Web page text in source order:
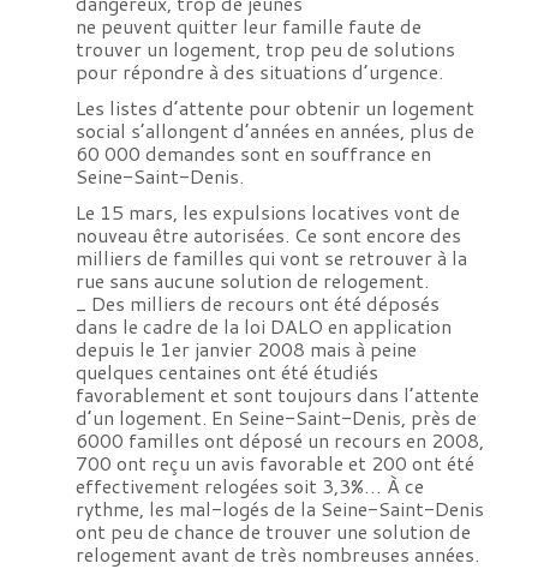
ne peuvent quitter leur famille faute de
trouver un logement, trop peu de solutions
pour répondre à des situations d’urgence.
Les listes d’attente pour obtenir un logement
social s’allongent d’années en années, plus de
60 000 demandes sont en souffrance en
Seine-Saint-Denis.
Le 15 mars, les expulsions locatives vont de
nouveau être autorisées. Ce sont encore des
milliers de familles qui vont se retrouver à la
rue sans aucune solution de relogement.
_ Des milliers de recours ont été déposés
dans le cadre de la loi DALO en application
depuis le 1er janvier 2008 mais à peine
quelques centaines ont été étudiés
favorablement et sont toujours dans l’attente
d’un logement. En Seine-Saint-Denis, près de
6000 familles ont déposé un recours en 2008,
700 ont reçu un avis favorable et 200 ont été
effectivement relogées soit 3,3%… À ce
rythme, les mal-logés de la Seine-Saint-Denis
ont peu de chance de trouver une solution de
relogement avant de très nombreuses années.